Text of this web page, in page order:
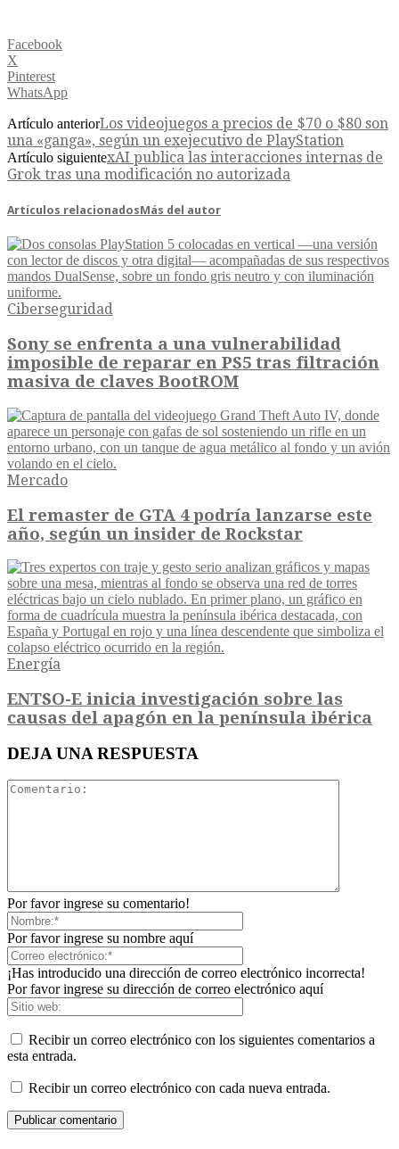
Facebook
X
Pinterest
WhatsApp
Artículo anteriorLos videojuegos a precios de $70 o $80 son
una «ganga», según un exejecutivo de PlayStation
Artículo siguientexAI publica las interacciones internas de
Grok tras una modificación no autorizada
Artículos relacionadosMás del autor
Ciberseguridad
Sony se enfrenta a una vulnerabilidad
imposible de reparar en PS5 tras filtración
masiva de claves BootROM
Mercado
El remaster de GTA 4 podría lanzarse este
año, según un insider de Rockstar
Energía
ENTSO-E inicia investigación sobre las
causas del apagón en la península ibérica
DEJA UNA RESPUESTA
Por favor ingrese su comentario!
Por favor ingrese su nombre aquí
¡Has introducido una dirección de correo electrónico incorrecta!
Por favor ingrese su dirección de correo electrónico aquí
Recibir un correo electrónico con los siguientes comentarios a
esta entrada.
Recibir un correo electrónico con cada nueva entrada.